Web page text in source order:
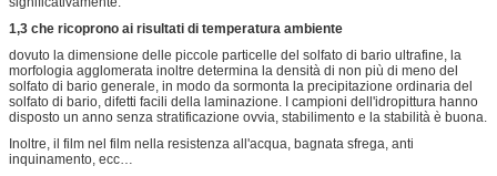
1,3 che ricoprono ai risultati di temperatura ambiente
dovuto la dimensione delle piccole particelle del solfato di bario ultrafine, la
morfologia agglomerata inoltre determina la densità di non più di meno del
solfato di bario generale, in modo da sormonta la precipitazione ordinaria del
solfato di bario, difetti facili della laminazione. I campioni dell'idropittura hanno
disposto un anno senza stratificazione ovvia, stabilimento e la stabilità è buona.
Inoltre, il film nel film nella resistenza all'acqua, bagnata sfrega, anti
inquinamento, ecc…